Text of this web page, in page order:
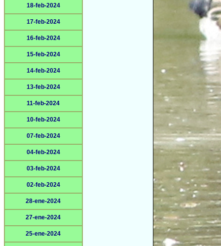
18-feb-2024
17-feb-2024
16-feb-2024
15-feb-2024
14-feb-2024
13-feb-2024
11-feb-2024
10-feb-2024
07-feb-2024
04-feb-2024
03-feb-2024
02-feb-2024
28-ene-2024
27-ene-2024
25-ene-2024